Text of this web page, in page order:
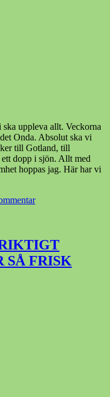
uppleva allt. Veckorna
Onda. Absolut ska vi
till Gotland, till
dopp i sjön. Allt med
hoppas jag. Här har vi
SÅ FRISK